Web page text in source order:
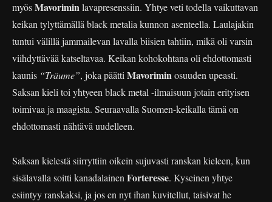
myösMavoriminlavapresenssiin. Yhtye veti todella vaikuttavan
keikan tylyttämällä black metalia kunnon asenteella. Laulajakin
tuntui välillä jammailevan lavalla biisien tahtiin, mikä oli varsin
viihdyttävää katseltavaa. Keikan kohokohtana oli ehdottomasti
kaunis “Träume”, joka päätti Mavoriminosuuden upeasti.
Saksan kieli toi yhtyeen black metal -ilmaisuun jotain erityisen
toimivaa ja maagista. Seuraavalla Suomen-keikalla tämä on
ehdottomasti nähtävä uudelleen.
Saksan kielestä siirryttiin oikein sujuvasti ranskan kieleen, kun
sisälavalla soitti kanadalainen Forteresse. Kyseinen yhtye
esiintyy ranskaksi, ja jos en nyt ihan kuvitellut, taisivat he